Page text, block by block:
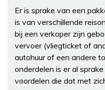
Er is sprake van een
is van verschillende
bij een verkoper zijn
vervoer (vliegticket of
autohuur of een andere
onderdelen is er al
voordelen die dat met